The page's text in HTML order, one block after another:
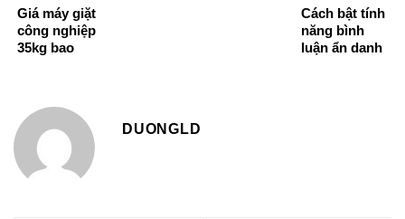
Giá máy giặt
công nghiệp
35kg bao
Cách bật tính
năng bình
luận ẩn danh
DUONGLD